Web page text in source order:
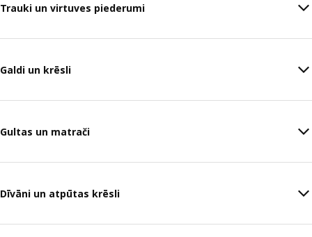
Trauki un virtuves piederumi
Galdi un krēsli
Gultas un matrači
Dīvāni un atpūtas krēsli